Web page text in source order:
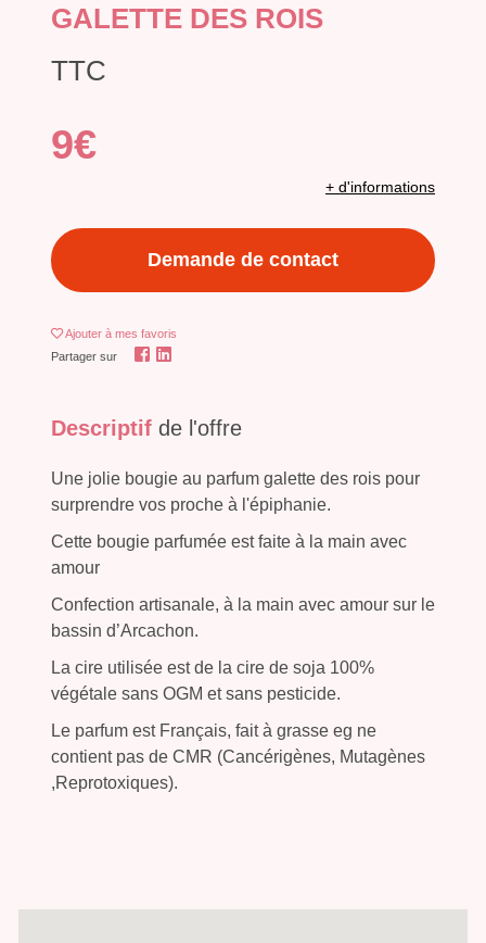
GALETTE DES ROIS
TTC
9€
+ d'informations
Demande de contact
Ajouter à mes favoris
Partager sur
Descriptif de l'offre
Une jolie bougie au parfum galette des rois pour
surprendre vos proche à l'épiphanie.
Cette bougie parfumée est faite à la main avec
amour
Confection artisanale, à la main avec amour sur le
bassin d’Arcachon.
La cire utilisée est de la cire de soja 100%
végétale sans OGM et sans pesticide.
Le parfum est Français, fait à grasse eg ne
contient pas de CMR (Cancérigènes, Mutagènes
,Reprotoxiques).